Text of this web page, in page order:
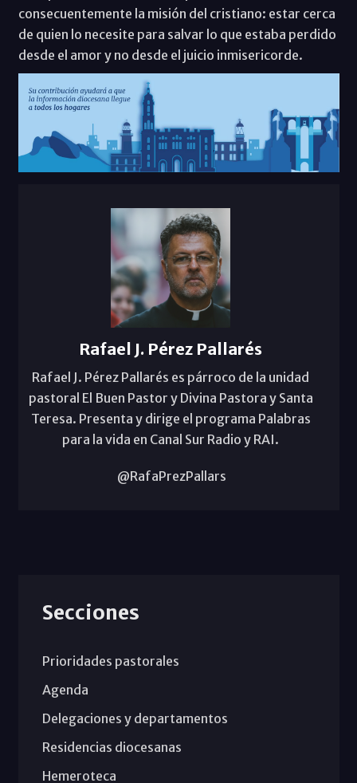
consecuentemente la misión del cristiano: estar cerca
de quien lo necesite para salvar lo que estaba perdido
desde el amor y no desde el juicio inmisericorde.
Rafael J. Pérez Pallarés
Rafael J. Pérez Pallarés es párroco de la unidad
pastoral El Buen Pastor y Divina Pastora y Santa
Teresa. Presenta y dirige el programa Palabras
para la vida en Canal Sur Radio y RAI.
@RafaPrezPallars
Secciones
Prioridades pastorales
Agenda
Delegaciones y departamentos
Residencias diocesanas
Hemeroteca